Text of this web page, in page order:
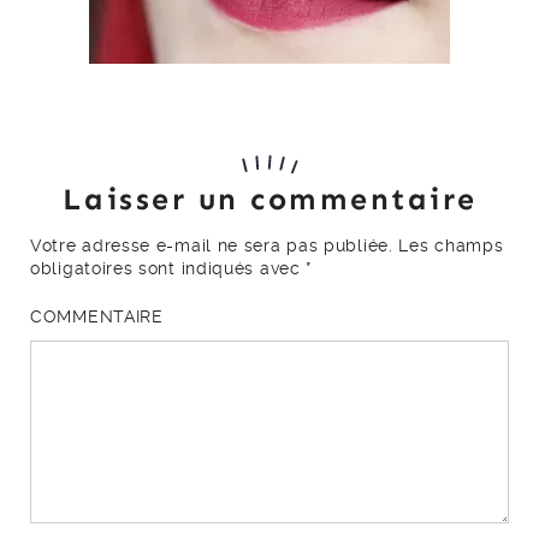
Laisser un commentaire
Votre adresse e-mail ne sera pas publiée.
Les champs
obligatoires sont indiqués avec *
COMMENTAIRE